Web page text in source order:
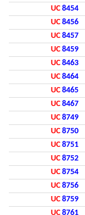
UC 8454
UC 8456
UC 8457
UC 8459
UC 8463
UC 8464
UC 8465
UC 8467
UC 8749
UC 8750
UC 8751
UC 8752
UC 8754
UC 8756
UC 8759
UC 8761